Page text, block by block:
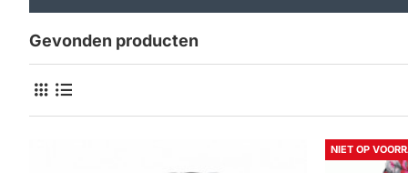
Gevonden producten
NIET OP